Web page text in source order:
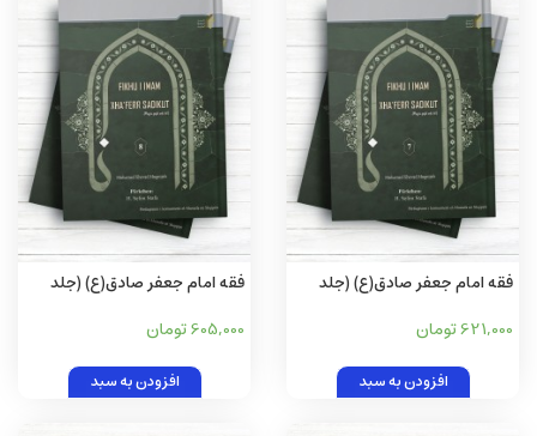
فقه امام جعفر صادق(ع) (جلد
621,000 تومان
افزودن به سبد
فقه امام جعفر صادق(ع) (جلد
605,000 تومان
افزودن به سبد